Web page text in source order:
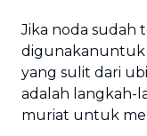
Jika noda sudah
digunakanuntuk
yang sulit dari
adalah langkah-
muriat untuk